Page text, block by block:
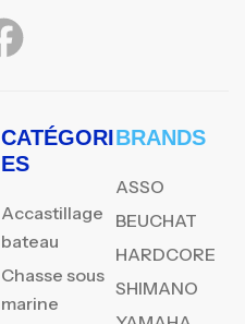
CATÉGORI
ES
Accastillage
bateau
Chasse sous
marine
BRANDS
ASSO
BEUCHAT
HARDCORE
SHIMANO